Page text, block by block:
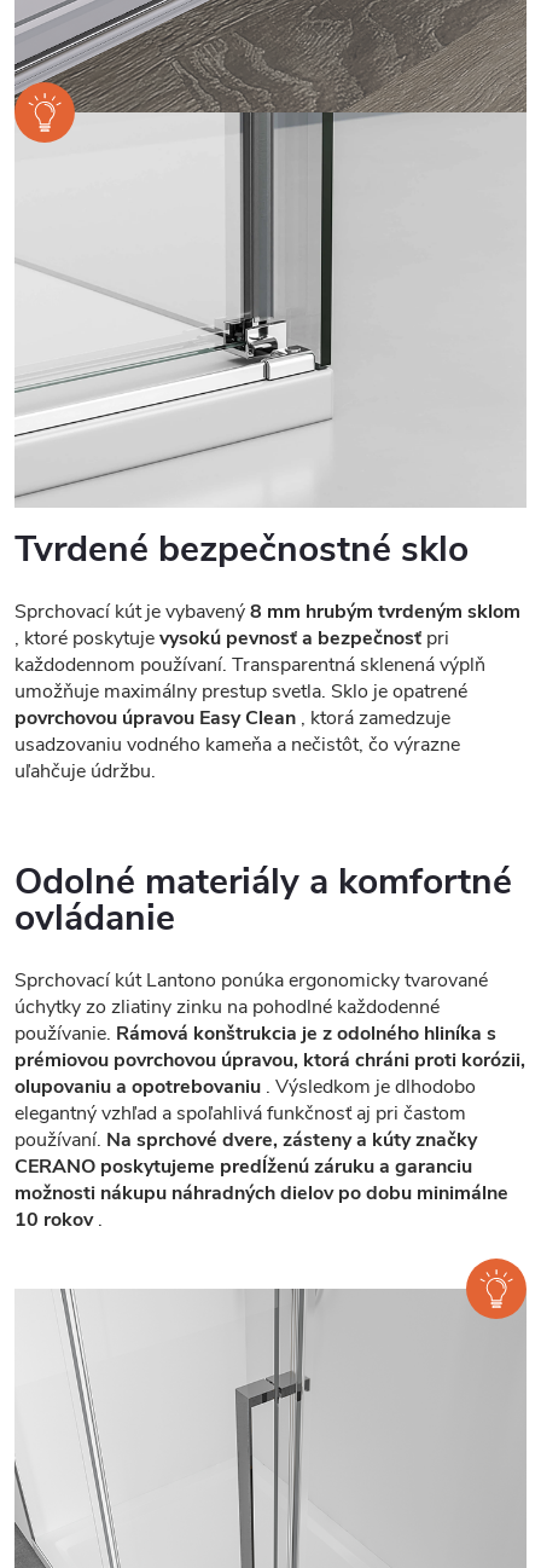
Tvrdené bezpečnostné sklo
Sprchovací kút je vybavený8 mm hrubým tvrdeným sklom
, ktoré poskytujevysokú pevnosť a bezpečnosť pri
každodennom používaní. Transparentná sklenená výplň
umožňuje maximálny prestup svetla. Sklo je opatrené
povrchovou úpravou Easy Clean , ktorá zamedzuje
usadzovaniu vodného kameňa a nečistôt, čo výrazne
uľahčuje údržbu.
Odolné materiály a komfortné
ovládanie
Sprchovací kút Lantono ponúka ergonomicky tvarované
úchytky zo zliatiny zinku na pohodlné každodenné
používanie. Rámová konštrukcia je z odolného hliníka s
prémiovou povrchovou úpravou, ktorá chráni proti korózii,
olupovaniu a opotrebovaniu . Výsledkom je dlhodobo
elegantný vzhľad a spoľahlivá funkčnosť aj pri častom
používaní. Na sprchové dvere, zásteny a kúty značky
CERANO poskytujeme predĺženú záruku a garanciu
možnosti nákupu náhradných dielov po dobu minimálne
10 rokov.